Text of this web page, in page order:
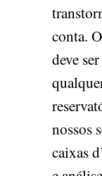
conta.
deve
nossos
caixas